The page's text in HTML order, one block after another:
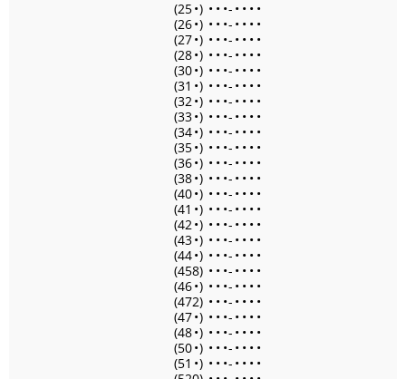
(25•) • • •- • • • •
(26•) • • •- • • • •
(27•) • • •- • • • •
(28•) • • •- • • • •
(30•) • • •- • • • •
(31 •) • • •- • • • •
(32•) • • •- • • • •
(33•) • • •- • • • •
(34•) • • •- • • • •
(35•) • • •- • • • •
(36•) • • •- • • • •
(38•) • • •- • • • •
(40•) • • •- • • • •
(41 •) • • •- • • • •
(42•) • • •- • • • •
(43•) • • •- • • • •
(44•) • • •- • • • •
(458) • • •- • • • •
(46•) • • •- • • • •
(472) • • •- • • • •
(47•) • • •- • • • •
(48•) • • •- • • • •
(50•) • • •- • • • •
(51 •) • • •- • • • •